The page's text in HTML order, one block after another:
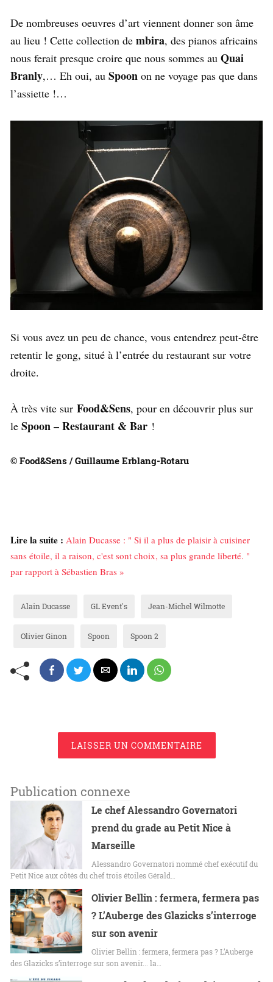
De nombreuses oeuvres d’art viennent donner son âme
au lieu ! Cette collection de mbira, des pianos africains
nous ferait presque croire que nous sommes au Quai
Branly,… Eh oui, au Spoon on ne voyage pas que dans
l’assiette !…
Si vous avez un peu de chance, vous entendrez peut-être
retentir le gong, situé à l’entrée du restaurant sur votre
droite.
À très vite sur Food&Sens, pour en découvrir plus sur
le Spoon – Restaurant & Bar !
© Food&Sens / Guillaume Erblang-Rotaru
Lire la suite : Alain Ducasse : " Si il a plus de plaisir à cuisiner
sans étoile, il a raison, c'est sont choix, sa plus grande liberté. "
par rapport à Sébastien Bras »
Alain Ducasse GL Event's Jean-Michel Wilmotte
Olivier Ginon Spoon Spoon 2
LAISSER UN COMMENTAIRE
Publication connexe
Le chef Alessandro Governatori
prend du grade au Petit Nice à
Marseille
Alessandro Governatori nommé chef exécutif du
Petit Nice aux côtés du chef trois étoiles Gérald…
Olivier Bellin : fermera, fermera pas
? L’Auberge des Glazicks s’interroge
sur son avenir
Olivier Bellin : fermera, fermera pas ? L’Auberge
des Glazicks s’interroge sur son avenir... la…